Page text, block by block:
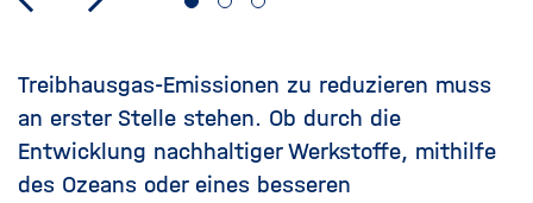
Treibhausgas-Emissionen zu reduzieren muss
an erster Stelle stehen. Ob durch die
Entwicklung nachhaltiger Werkstoffe, mithilfe
des Ozeans oder eines besseren